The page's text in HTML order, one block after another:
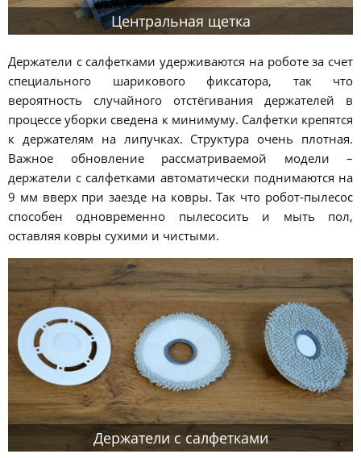
Центральная щетка
Держатели с салфетками удерживаются на роботе за счет
специального шарикового фиксатора, так что
вероятность случайного отстёгивания держателей в
процессе уборки сведена к минимуму. Салфетки крепятся
к держателям на липучках. Структура очень плотная.
Важное обновление рассматриваемой модели –
держатели с салфетками автоматически поднимаются на
9 мм вверх при заезде на ковры. Так что робот-пылесос
способен одновременно пылесосить и мыть пол,
оставляя ковры сухими и чистыми.
Держатели с салфетками